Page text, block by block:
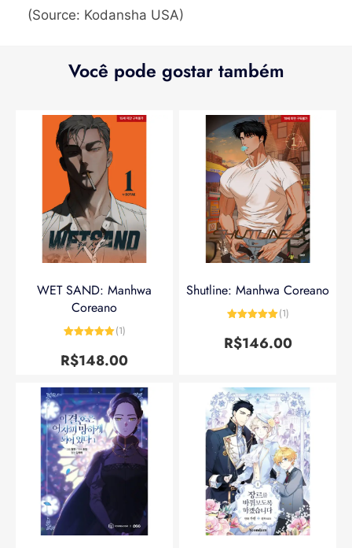
(Source: Kodansha USA)
Você pode gostar também
WET SAND: Manhwa
Coreano
de 5
(1)
R$148.00
Shutline: Manhwa Coreano
de 5
(1)
R$146.00